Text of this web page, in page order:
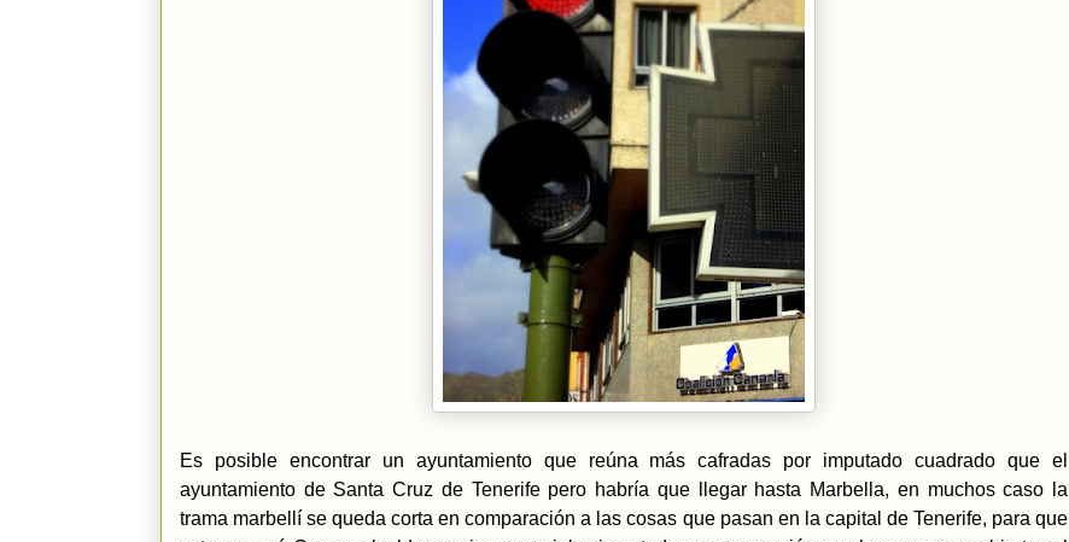
Es posible encontrar un ayuntamiento que reúna más cafradas por imputado cuadrado que el
ayuntamiento de Santa Cruz de Tenerife pero habría que llegar hasta Marbella, en muchos caso la
trama marbellí se queda corta en comparación a las cosas que pasan en la capital de Tenerife, para que